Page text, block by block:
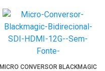
MICRO CONVERSOR BLACKMAGIC